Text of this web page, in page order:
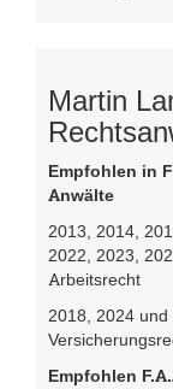
Martin
Empfohlen in
Anwälte
2013, 2014,
2022, 2023,
Arbeitsrecht
2018, 2024 und
Empfohlen